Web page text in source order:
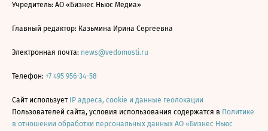
Учредитель: АО «Бизнес Ньюс Медиа»
Главный редактор: Казьмина Ирина Сергеевна
Электронная почта: news@vedomosti.ru
Телефон: +7 495 956-34-58
Сайт использует IP адреса, cookie и данные геолокации
Пользователей сайта, условия использования содержатся в Политике
в отношении обработки персональных данных АО «Бизнес Ньюс